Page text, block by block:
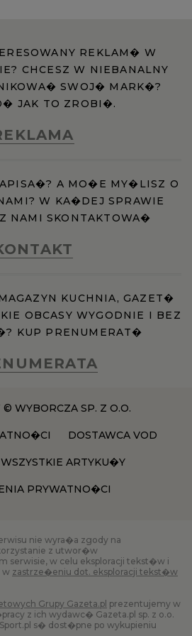
REKLAM� W
CHCESZ W NIEBANALNY
SWOJ� MARK�?
JAK TO ZROBI�.
A MO�E MY�LISZ O
W KA�DEJ SPRAWIE
NAMI SKONTAKTOWA�
KUCHNIA, GAZET�
OBCASY WYGODNIE I BEZ
KUP PRENUMERAT�
WYBORCZA SP. Z O.O.
DOSTAWCA VOD
WSZYSTKIE ARTYKU�Y
PRYWATNO�CI
nie wyra�a zgody na
z utwor�w
serwisie, w celu eksploracji tekst�w i
w zastrze�eniu dot. eksploracji tekst�w
Grupy Gazeta.pl prezentujemy w
z ich wydawc� Gazeta.pl sp. z o.o.
s� dost�pne po wykupieniu